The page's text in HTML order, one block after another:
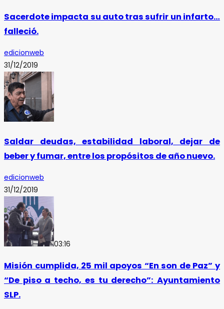
Sacerdote impacta su auto tras sufrir un infarto…
falleció.
edicionweb
31/12/2019
Saldar deudas, estabilidad laboral, dejar de
beber y fumar, entre los propósitos de año nuevo.
edicionweb
31/12/2019
03:16
Misión cumplida, 25 mil apoyos “En son de Paz” y
“De piso a techo, es tu derecho”: Ayuntamiento
SLP.